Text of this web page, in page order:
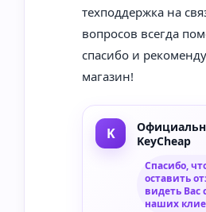
техподдержка на
вопросов всегда
спасибо и
магазин!
KeyCheap
Спасибо,
оставить
видеть Вас
наших